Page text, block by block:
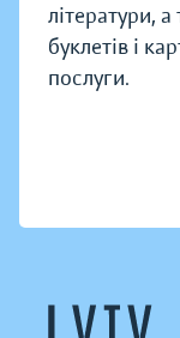
літератури,
буклетів і
послуги.